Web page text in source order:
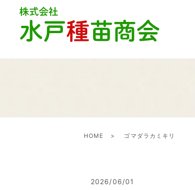
HOME ゴマダラカミキリ
2026/06/01